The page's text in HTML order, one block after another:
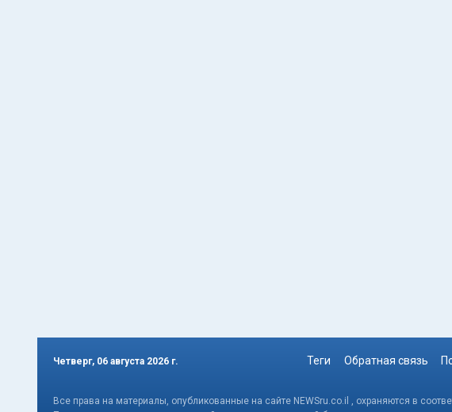
Четверг, 06 августа 2026 г. Теги Обратная связь
Все права на материалы, опубликованные на сайте NEWSru.co.il , охраняются в